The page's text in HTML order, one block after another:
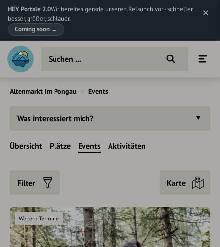
HEY Portale 2.0Wir bereiten gerade unseren Relaunch vor - schneller,
besser, größer, schlauer.
Coming soon →
Altenmarkt im Pongau Events
Was interessiert mich?
Übersicht Plätze Events Aktivitäten
Filter Karte
Weitere Termine